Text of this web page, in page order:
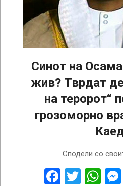
Синот на
жив? Тврдат
на теророт“
грозоморно
Сподели со